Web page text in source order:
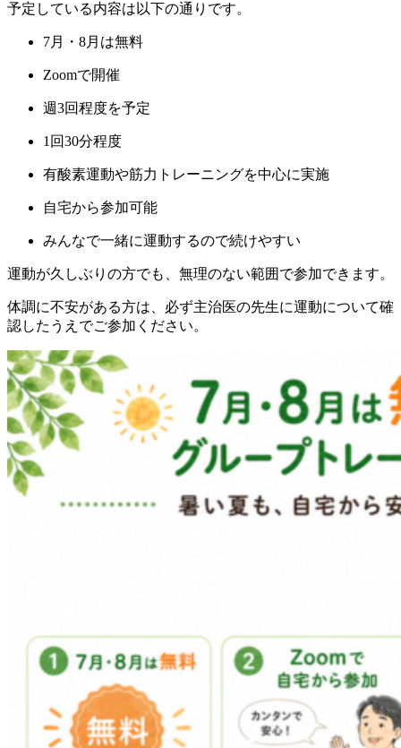
予定している内容は以下の通りです。
7月・8月は無料
Zoomで開催
週3回程度を予定
1回30分程度
有酸素運動や筋力トレーニングを中心に実施
自宅から参加可能
みんなで一緒に運動するので続けやすい
運動が久しぶりの方でも、無理のない範囲で参加できます。
体調に不安がある方は、必ず主治医の先生に運動について確
認したうえでご参加ください。